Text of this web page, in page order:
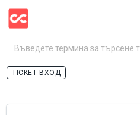
ВХОД